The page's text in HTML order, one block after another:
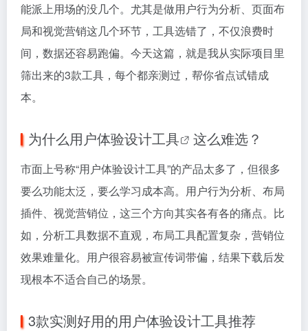
能派上用场的没几个。尤其是做用户行为分析、页面布
局和视觉营销这几个环节，工具选错了，不仅浪费时
间，数据还容易跑偏。今天这篇，就是我从实际项目里
筛出来的3款工具，每个都亲测过，帮你省点试错成
本。
为什么用户体验设计工具 这么难选？
市面上号称“用户体验设计工具”的产品太多了，但很多
要么功能太泛，要么学习成本高。用户行为分析、布局
插件、视觉营销位，这三个方向其实各有各的痛点。比
如，分析工具数据不直观，布局工具配置复杂，营销位
效果难量化。用户很容易被宣传词带偏，结果下载后发
现根本不适合自己的场景。
3款实测好用的用户体验设计工具推荐